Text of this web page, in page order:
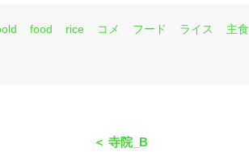
food rice コメ フード ライス 主食
＜ 寺院_B